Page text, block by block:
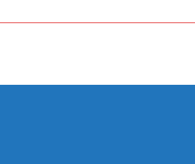
Bu ürüne ilk yorumu siz yapın!